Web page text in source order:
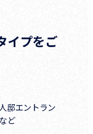
イプをご
邸エントラン
ど